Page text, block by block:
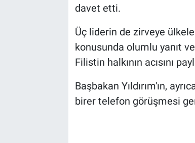
davet etti.
Üç liderin de zirveye
konusunda olumlu yanıt
Filistin halkının acısını
Başbakan Yıldırım'ın,
birer telefon görüşmesi